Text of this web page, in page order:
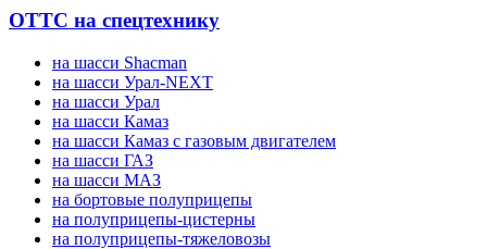
ОТТС на спецтехнику
на шасси Shacman
на шасси Урал-NEXT
на шасси Урал
на шасси Камаз
на шасси Камаз с газовым двигателем
на шасси ГАЗ
на шасси МАЗ
на бортовые полуприцепы
на полуприцепы-цистерны
на полуприцепы-тяжеловозы